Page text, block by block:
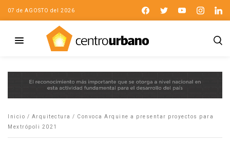
07 de AGOSTO del 2026
Inicio / Arquitectura / Convoca Arquine a presentar proyectos para
Mextrópoli 2021